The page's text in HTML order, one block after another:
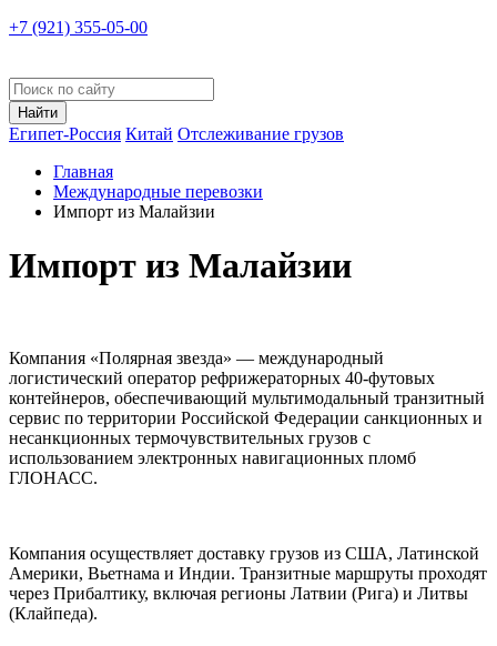
+7 (921) 355-05-00
Найти
Египет-Россия Китай Отслеживание грузов
Главная
Международные перевозки
Импорт из Малайзии
Импорт из Малайзии
Компания «Полярная звезда» — международный
логистический оператор рефрижераторных 40-футовых
контейнеров, обеспечивающий мультимодальный транзитный
сервис по территории Российской Федерации санкционных и
несанкционных термочувствительных грузов с
использованием электронных навигационных пломб
ГЛОНАСС.
Компания осуществляет доставку грузов из США, Латинской
Америки, Вьетнама и Индии. Транзитные маршруты проходят
через Прибалтику, включая регионы Латвии (Рига) и Литвы
(Клайпеда).